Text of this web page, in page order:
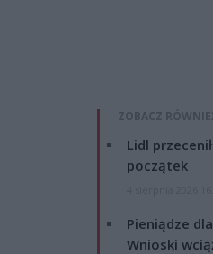
ZOBACZ
Lidl
początek
Pieniądze
Wnioski